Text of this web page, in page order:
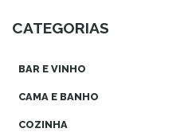
CATEGORIAS
BAR E VINHO
CAMA E BANHO
COZINHA